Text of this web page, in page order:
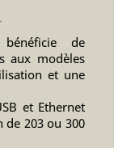
de
aux modèles
et une
et Ethernet
de 203 ou 300